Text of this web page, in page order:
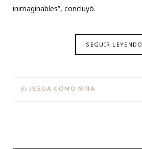
inimaginables”, concluyó.
SEGUIR LEYENDO
By JUEGA COMO NIÑA